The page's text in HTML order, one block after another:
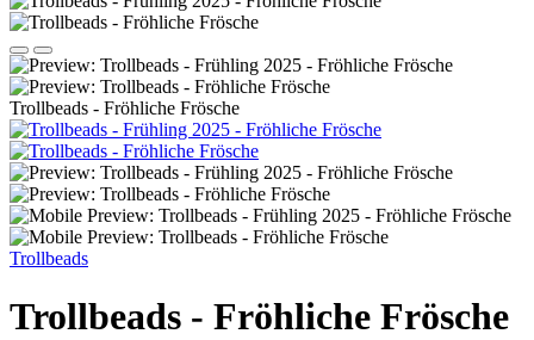
Trollbeads - Fröhliche Frösche
Trollbeads
Trollbeads - Fröhliche Frösche